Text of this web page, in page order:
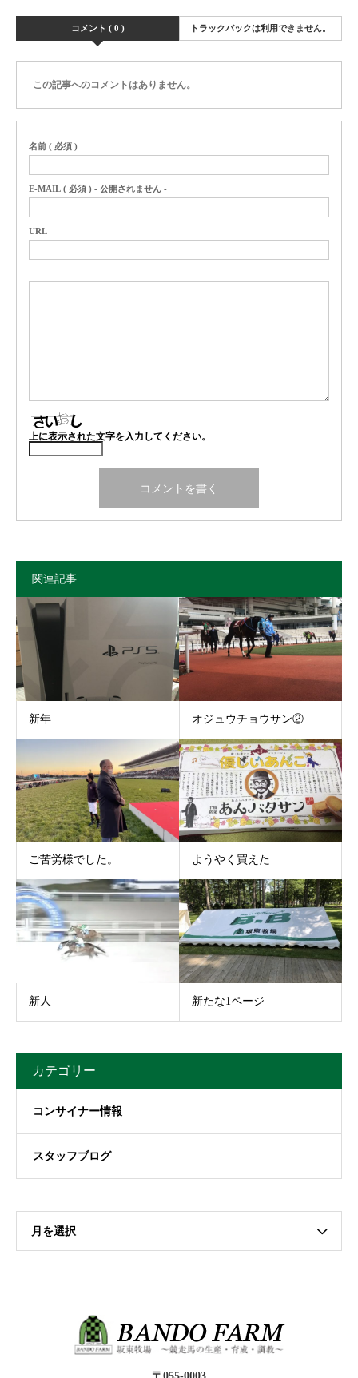
コメント ( 0 ) トラックバックは利用できません。
この記事へのコメントはありません。
名前 ( 必須 )
E-MAIL ( 必須 ) - 公開されません -
URL
上に表示された文字を入力してください。
関連記事
新年 オジュウチョウサン②
ご苦労様でした。 ようやく買えた
新人 新たな1ページ
カテゴリー
コンサイナー情報
スタッフブログ
月を選択